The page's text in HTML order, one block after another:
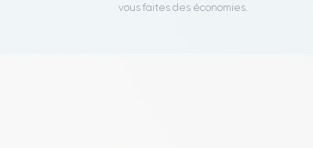
vous faites des économies.